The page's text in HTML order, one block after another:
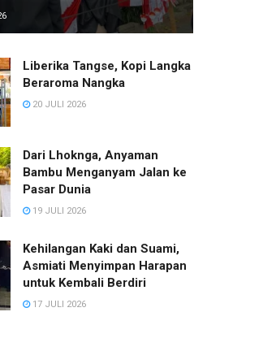
Liberika Tangse, Kopi Langka
Beraroma Nangka
20 JULI 2026
Dari Lhoknga, Anyaman
Bambu Menganyam Jalan ke
Pasar Dunia
19 JULI 2026
Kehilangan Kaki dan Suami,
Asmiati Menyimpan Harapan
untuk Kembali Berdiri
17 JULI 2026